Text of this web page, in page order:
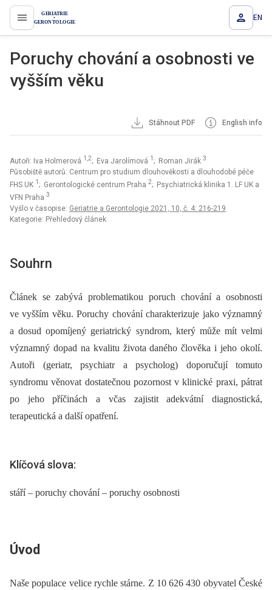
proLékaře.cz EN
Poruchy chování a osobnosti ve
vyšším věku
Stáhnout PDF English info
Autoři: Iva Holmerová 1,2; Eva Jarolímová 1 ; Roman Jirák 3
Působiště autorů: Centrum pro studium dlouhověkosti a dlouhodobé péče
FHS UK 1 ; Gerontologické centrum Praha 2; Psychiatrická klinika 1. LF UK a
VFN Praha 3
Vyšlo v časopise: Geriatrie a Gerontologie 2021, 10, č. 4: 216-219
Kategorie: Přehledový článek
Souhrn
Článek se zabývá problematikou poruch chování a osobnosti
ve vyšším věku. Poruchy chování charakterizuje jako významný
a dosud opomíjený geriatrický syndrom, který může mít velmi
významný dopad na kvalitu života daného člověka i jeho okolí.
Autoři (geriatr, psychiatr a psycholog) doporučují tomuto
syndromu věnovat dostatečnou pozornost v klinické praxi, pátrat
po jeho příčinách a včas zajistit adekvátní diagnostická,
terapeutická a další opatření.
Klíčová slova:
stáří – poruchy chování – poruchy osobnosti
Úvod
Naše populace velice rychle stárne. Z 10 626 430 obyvatel České